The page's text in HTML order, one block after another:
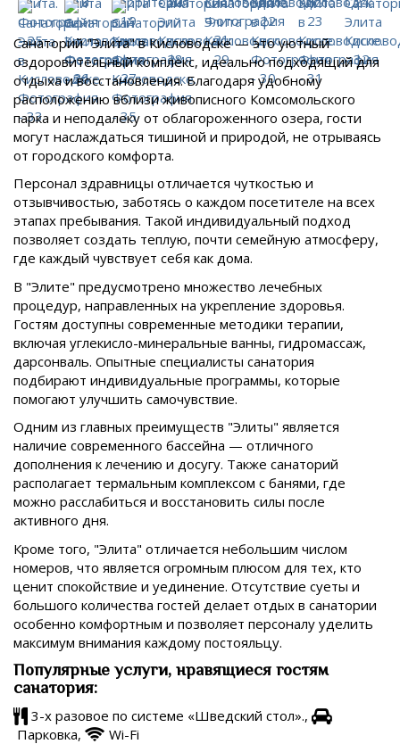
Санаторий "Элита" в Кисловодске — это уютный
оздоровительный комплекс, идеально подходящий для
отдыха и восстановления. Благодаря удобному
расположению вблизи живописного Комсомольского
парка и неподалеку от облагороженного озера, гости
могут наслаждаться тишиной и природой, не отрываясь
от городского комфорта.
Персонал здравницы отличается чуткостью и
отзывчивостью, заботясь о каждом посетителе на всех
этапах пребывания. Такой индивидуальный подход
позволяет создать теплую, почти семейную атмосферу,
где каждый чувствует себя как дома.
В "Элите" предусмотрено множество лечебных
процедур, направленных на укрепление здоровья.
Гостям доступны современные методики терапии,
включая углекисло-минеральные ванны, гидромассаж,
дарсонваль. Опытные специалисты санатория
подбирают индивидуальные программы, которые
помогают улучшить самочувствие.
Одним из главных преимуществ "Элиты" является
наличие современного бассейна — отличного
дополнения к лечению и досугу. Также санаторий
располагает термальным комплексом с банями, где
можно расслабиться и восстановить силы после
активного дня.
Кроме того, "Элита" отличается небольшим числом
номеров, что является огромным плюсом для тех, кто
ценит спокойствие и уединение. Отсутствие суеты и
большого количества гостей делает отдых в санатории
особенно комфортным и позволяет персоналу уделить
максимум внимания каждому постояльцу.
Популярные услуги, нравящиеся гостям
санатория:
3-х разовое по системе «Шведский стол».,
Парковка,
Wi-Fi